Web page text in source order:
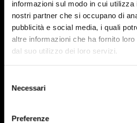
informazioni sul modo in cui
nostri partner che si occupano di
pubblicità e social media, i quali
altre informazioni che ha fornito
dal suo utilizzo dei loro servizi.
delNecessari
Preferenze
895
896 897
900
901 902